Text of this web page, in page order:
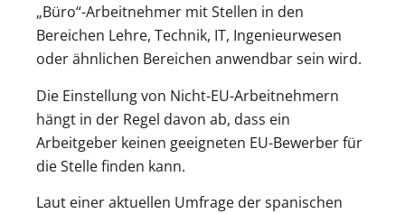
„Büro“-Arbeitnehmer mit Stellen in den
Bereichen Lehre, Technik, IT, Ingenieurwesen
oder ähnlichen Bereichen anwendbar sein wird.
Die Einstellung von Nicht-EU-Arbeitnehmern
hängt in der Regel davon ab, dass ein
Arbeitgeber keinen geeigneten EU-Bewerber für
die Stelle finden kann.
Laut einer aktuellen Umfrage der spanischen